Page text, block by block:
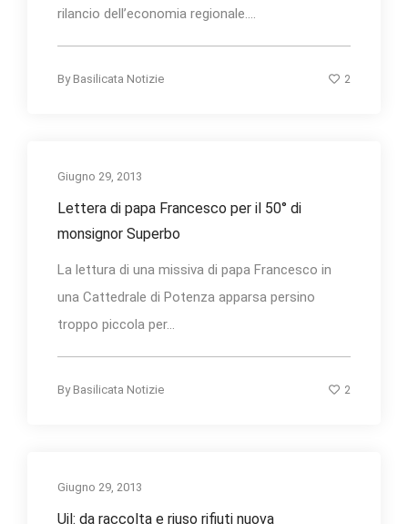
rilancio dell’economia regionale....
By Basilicata Notizie 2
Giugno 29, 2013
Lettera di papa Francesco per il 50° di
monsignor Superbo
La lettura di una missiva di papa Francesco in
una Cattedrale di Potenza apparsa persino
troppo piccola per...
By Basilicata Notizie 2
Giugno 29, 2013
Uil: da raccolta e riuso rifiuti nuova